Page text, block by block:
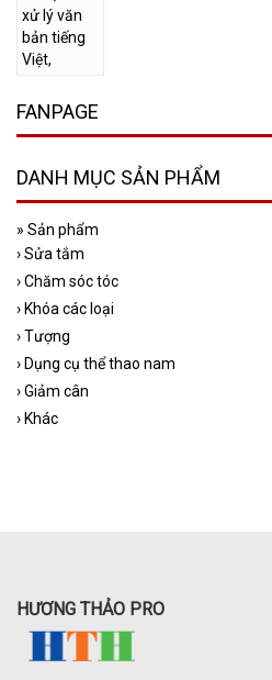
FANPAGE
DANH MỤC SẢN PHẨM
» Sản phẩm
›Sửa tắm
›Chăm sóc tóc
› Khóa các loại
›Tượng
› Dụng cụ thể thao nam
›Giảm cân
› Khác
HƯƠNG THẢO PRO